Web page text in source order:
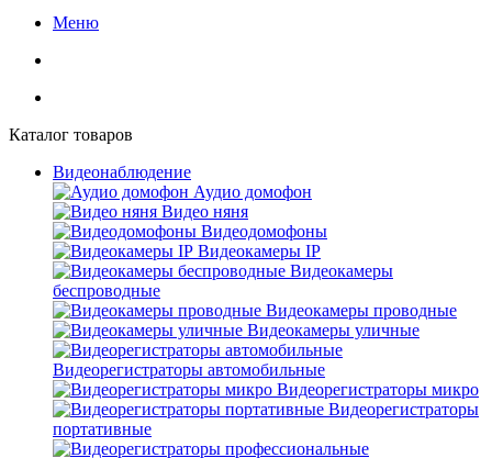
Меню
Каталог товаров
Видеонаблюдение
Аудио домофон
Видео няня
Видеодомофоны
Видеокамеры IP
Видеокамеры
беспроводные
Видеокамеры проводные
Видеокамеры уличные
Видеорегистраторы автомобильные
Видеорегистраторы микро
Видеорегистраторы
портативные